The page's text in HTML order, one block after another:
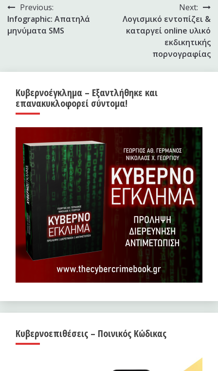
Πλοήγηση
άρθρων
Previous:
Infographic: Απατηλά
μηνύματα SMS
Next:
Λογισμικό εντοπίζει &
καταργεί online υλικό
εκδικητικής
πορνογραφίας
Κυβερνοέγκλημα – Εξαντλήθηκε και
επανακυκλοφορεί σύντομα!
Κυβερνοεπιθέσεις – Ποινικός Κώδικας